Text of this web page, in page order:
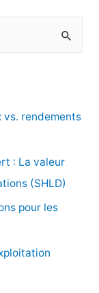
vs. rendements
: La valeur
(SHLD)
pour les